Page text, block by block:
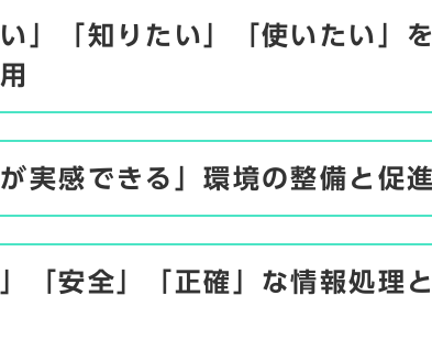
」「知りたい」「使いたい」
実感できる」環境の整備と促進
「安全」「正確」な情報処理